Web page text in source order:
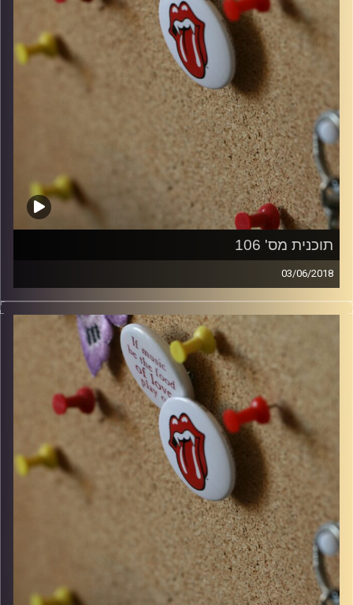
תוכנית מס' 106
03/06/2018
קלאסיקות רוק עם אורן הוף.
włodi